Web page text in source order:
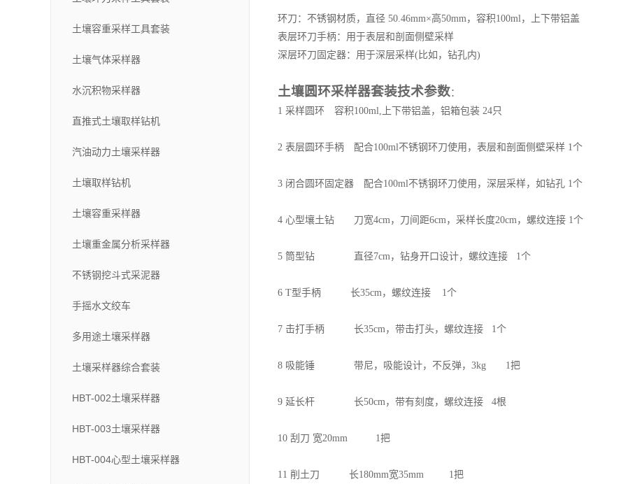
土壤容重采样工具套装
土壤气体采样器
水沉积物采样器
直推式土壤取样钻机
汽油动力土壤采样器
土壤取样钻机
土壤容重采样器
土壤重金属分析采样器
不锈钢挖斗式采泥器
手摇水文绞车
多用途土壤采样器
土壤采样器综合套装
HBT-002土壤采样器
HBT-003土壤采样器
HBT-004心型土壤采样器
环刀：不锈钢材质，直径 50.46mm×高50mm，容积100ml，上下带铝盖
表层环刀手柄：用于表层和剖面侧壁采样
深层环刀固定器：用于深层采样(比如，钻孔内)
土壤圆环采样器套装技术参数：
1 采样圆环 容积100ml,上下带铝盖，铝箱包装 24只
2 表层圆环手柄 配合100ml不锈钢环刀使用，表层和剖面侧壁采样 1个
3 闭合圆环固定器 配合100ml不锈钢环刀使用，深层采样，如钻孔 1个
4 心型壤土钻 刀宽4cm，刀间距6cm，采样长度20cm，螺纹连接 1个
5 筒型钻 直径7cm，钻身开口设计，螺纹连接 1个
6 T型手柄 长35cm，螺纹连接 1个
7 击打手柄 长35cm，带击打头，螺纹连接 1个
8 吸能锤 带尼，吸能设计，不反弹，3kg 1把
9 延长杆 长50cm，带有刻度，螺纹连接 4根
10 刮刀 宽20mm 1把
11 削土刀 长180mm宽35mm 1把